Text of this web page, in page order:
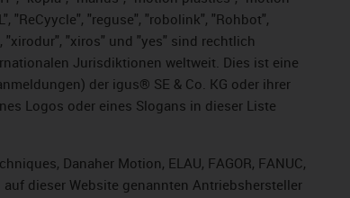
"ReCyycle", "reguse", "robolink", "Rohbot",
"xirodur", "xiros" und "yes" sind rechtlich
Jurisdiktionen weltweit. Dies ist eine
der igus® SE & Co. KG oder ihrer
Logos oder eines Slogans in dieser Liste
Danaher Motion, ELAU, FAGOR, FANUC,
auf dieser Website genannten Antriebshersteller